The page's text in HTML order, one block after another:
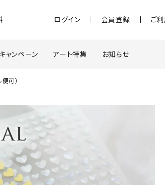
ログイン 会員登録 ご
在庫限り・わけあり商品
キャンペーン アート特集 お知らせ
可）